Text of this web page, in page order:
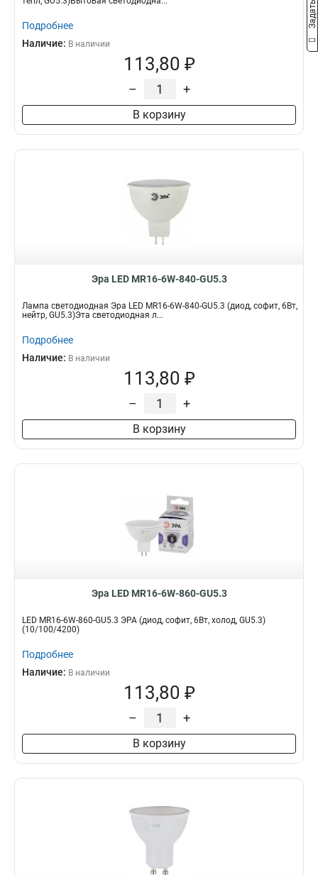
Подробнее
Наличие: В наличии
113,80 ₽
– +
В корзину
Эра LED MR16-6W-840-GU5.3
Лампа светодиодная Эра LED MR16-6W-840-GU5.3 (диод, софит, 6Вт,
нейтр, GU5.3)Эта светодиодная л...
Подробнее
Наличие: В наличии
113,80 ₽
– +
В корзину
Эра LED MR16-6W-860-GU5.3
LED MR16-6W-860-GU5.3 ЭРА (диод, софит, 6Вт, холод, GU5.3)
(10/100/4200)
Подробнее
Наличие: В наличии
113,80 ₽
– +
В корзину